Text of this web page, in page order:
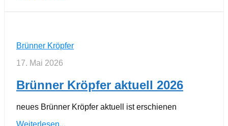
Brünner Kröpfer
17. Mai 2026
Brünner Kröpfer aktuell 2026
neues Brünner Kröpfer aktuell ist erschienen
Weiterlesen...